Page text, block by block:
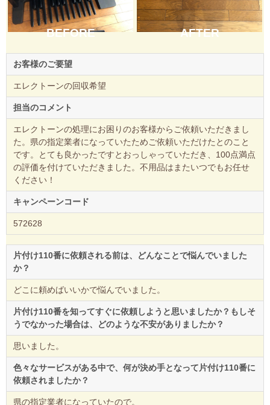
BEFORE AFTER
お客様のご要望
エレクトーンの回収希望
担当のコメント
エレクトーンの処理にお困りのお客様からご依頼いただきまし
た。県の指定業者になっていたためご依頼いただけたとのこと
です。とても良かったですとおっしゃっていただき、100点満点
の評価を付けていただきました。不用品はまたいつでもお任せ
ください！
キャンペーンコード
572628
片付け110番に依頼される前は、どんなことで悩んでいました
か？
どこに頼めばいいかで悩んでいました。
片付け110番を知ってすぐに依頼しようと思いましたか？もしそ
うでなかった場合は、どのような不安がありましたか？
思いました。
色々なサービスがある中で、何が決め手となって片付け110番に
依頼されましたか？
県の指定業者になっていたので。